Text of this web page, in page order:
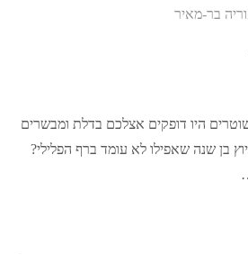
בר-מאיר
היו דופקים אצלכם בדלת ומבשרים
בן שנה שאפילו לא עומד ברף הפלילי?